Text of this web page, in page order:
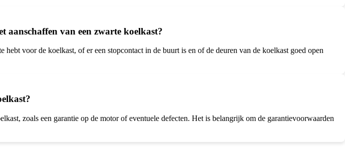
aanschaffen van een zwarte koelkast?
voor de koelkast, of er een stopcontact in de buurt is en of de deuren van de koelkast goed open
zoals een garantie op de motor of eventuele defecten. Het is belangrijk om de garantievoorwaarden